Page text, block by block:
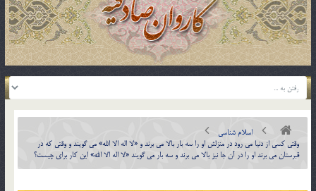
اسلام شناسی
وقتي كسي از دنيا مي رود در منزلش او را سه بار بالا مي برند و «لا اله الا الله» مي گويند و وقتي كه در
قبرستان مي برند او را در آن جا نيز بالا مي برند و سه بار مي گويند «لا اله الا الله» اين كار براي چيست؟